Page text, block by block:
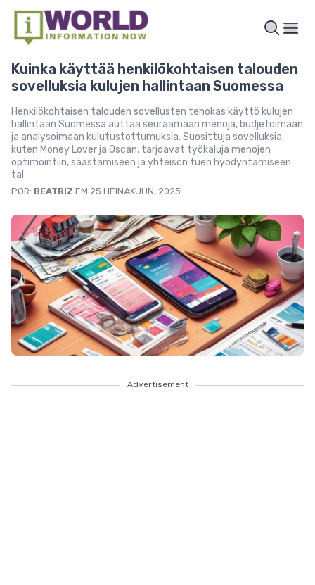
Kuinka käyttää henkilökohtaisen talouden
sovelluksia kulujen hallintaan Suomessa
Henkilökohtaisen talouden sovellusten tehokas käyttö kulujen
hallintaan Suomessa auttaa seuraamaan menoja, budjetoimaan
ja analysoimaan kulutustottumuksia. Suosittuja sovelluksia,
kuten Money Lover ja Oscan, tarjoavat työkaluja menojen
optimointiin, säästämiseen ja yhteisön tuen hyödyntämiseen
tal
POR: BEATRIZ EM 25 HEINÄKUUN, 2025
Advertisement